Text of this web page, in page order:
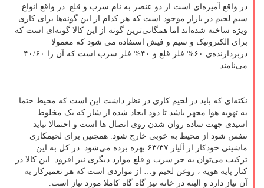
در واقع آمیزه‌ای است از دو عنصر به نام سرب و قلع. در واقع انواع
سیم لحیم در بازار موجود است که هر کدام از این گونه‌ها برای کاری
ویژه ساخته شده‌اند اما همگانی‌ترین گونه از این کالا گونه‌ای است که
برای الکترونیک و سیم و فیش استفاده می شود که معمولا
دربردارنده‌ی ۶۰% فلز قلع و ۴۰% فلز سرب است که آن را
۴۰/۶۰
می‌نامند.
نکته‌ای که باید در لحیم‌ کاری در نظر داشت این است که محیط حتما
به تهویه هوا مجهز باشد تا دود ایجاد شده از شار که یک مخلوط
اسیدی جهت ساده روان شدن روی اتصال ها است و احتمالا نباید
تنفس شود از محیط به خوبی خارج شود. همچنین برای لحیمکاری
ماشینی خودکار از آلیاز ۶۳/۳۷ بهره برده می‌شود. در کل به این
ترکیب می‌توان به جز سرب و قلع موارد دیگری نیز افزود. این کالا در
کنار پایه هویه ، روغن لحیم و… از مواردی است که هر تعمیرکار به
آن نیاز دارد و البته در خانه نیز گاه گاه کاملا مورد نیاز است.